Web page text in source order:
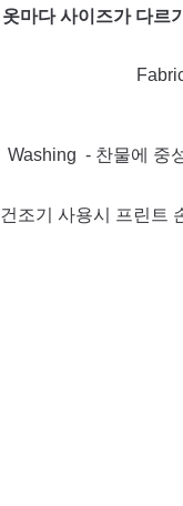
옷마다 사이즈가 다르
Washing - 찬물에 중
건조기 사용시 프린트